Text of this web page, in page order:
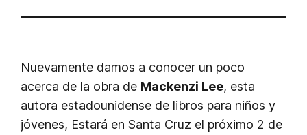
Nuevamente damos a conocer un poco
acerca de la obra de Mackenzi Lee, esta
autora estadounidense de libros para niños y
jóvenes, Estará en Santa Cruz el próximo 2 de